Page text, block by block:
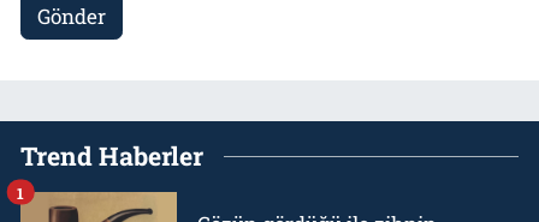
Gönder
Trend Haberler
1